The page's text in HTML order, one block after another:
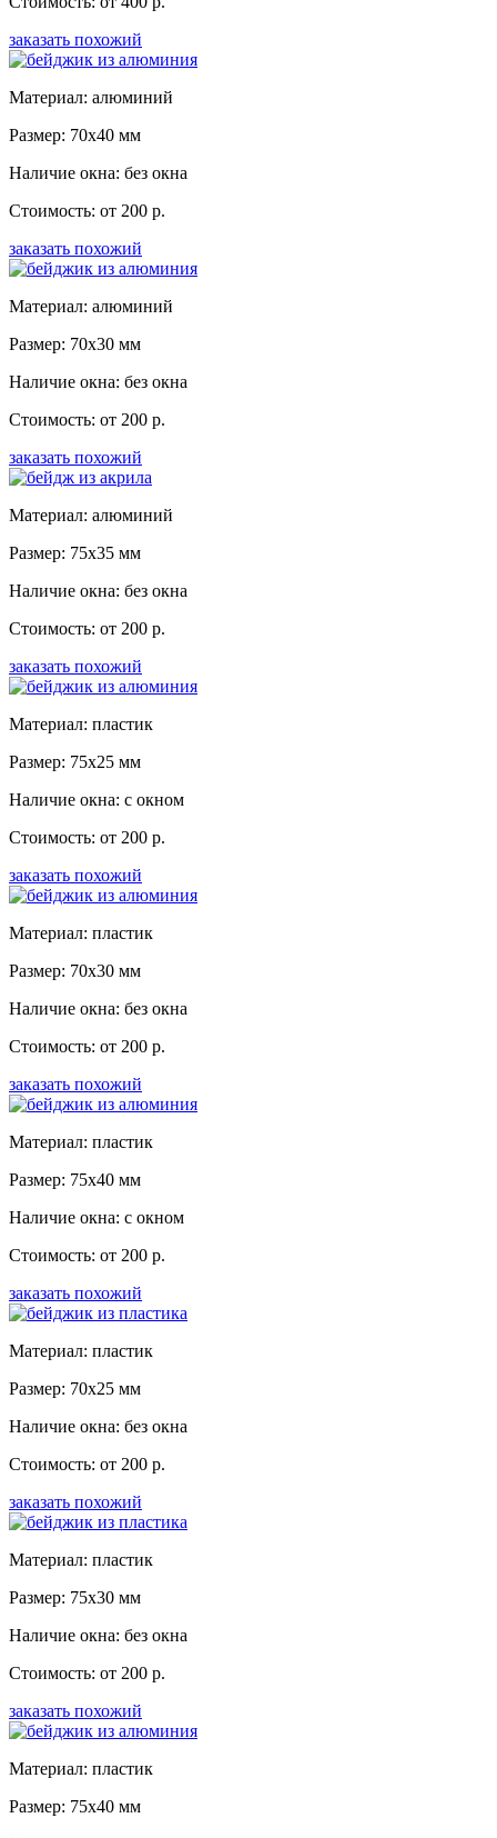
заказать похожий
Материал: алюминий
Размер: 70x40 мм
Наличие окна: без окна
Стоимость: от 200 р.
заказать похожий
Материал: алюминий
Размер: 70x30 мм
Наличие окна: без окна
Стоимость: от 200 р.
заказать похожий
Материал: алюминий
Размер: 75x35 мм
Наличие окна: без окна
Стоимость: от 200 р.
заказать похожий
Материал: пластик
Размер: 75x25 мм
Наличие окна: с окном
Стоимость: от 200 р.
заказать похожий
Материал: пластик
Размер: 70x30 мм
Наличие окна: без окна
Стоимость: от 200 р.
заказать похожий
Материал: пластик
Размер: 75x40 мм
Наличие окна: с окном
Стоимость: от 200 р.
заказать похожий
Материал: пластик
Размер: 70x25 мм
Наличие окна: без окна
Стоимость: от 200 р.
заказать похожий
Материал: пластик
Размер: 75x30 мм
Наличие окна: без окна
Стоимость: от 200 р.
заказать похожий
Материал: пластик
Размер: 75x40 мм